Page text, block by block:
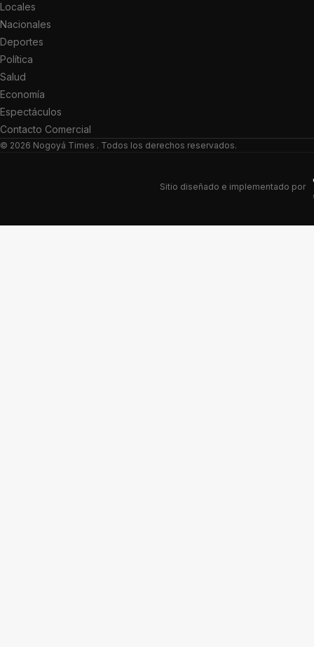
Locales
Nacionales
Deportes
Política
Salud
Economía
Espectáculos
Contacto Comercial
© 2026 Nogoyá Times . Todos los derechos reservados.
Sitio diseñado e implementado por